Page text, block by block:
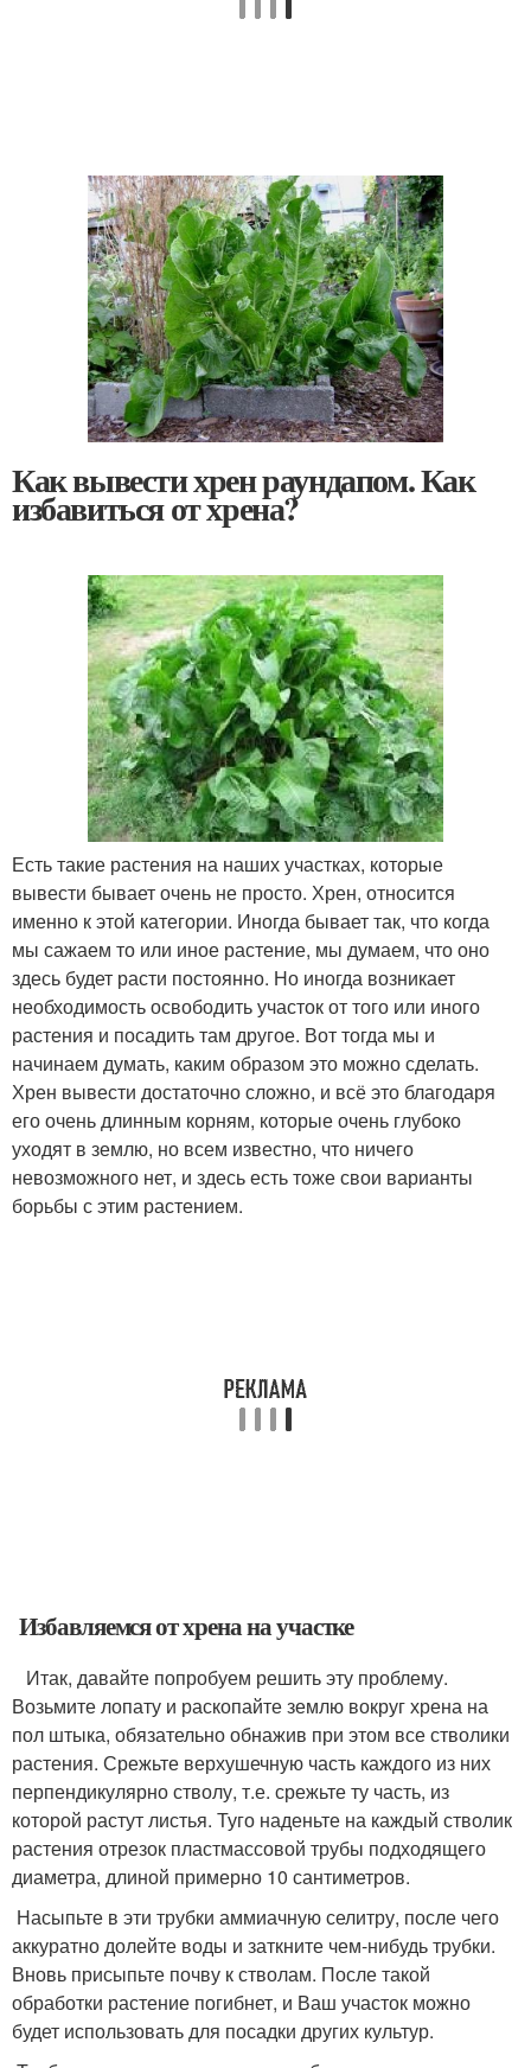
Как вывести хрен раундапом. Как
избавиться от хрена?
Есть такие растения на наших участках, которые
вывести бывает очень не просто. Хрен, относится
именно к этой категории. Иногда бывает так, что когда
мы сажаем то или иное растение, мы думаем, что оно
здесь будет расти постоянно. Но иногда возникает
необходимость освободить участок от того или иного
растения и посадить там другое. Вот тогда мы и
начинаем думать, каким образом это можно сделать.
Хрен вывести достаточно сложно, и всё это благодаря
его очень длинным корням, которые очень глубоко
уходят в землю, но всем известно, что ничего
невозможного нет, и здесь есть тоже свои варианты
борьбы с этим растением.
Избавляемся от хрена на участке
Итак, давайте попробуем решить эту проблему.
Возьмите лопату и раскопайте землю вокруг хрена на
пол штыка, обязательно обнажив при этом все стволики
растения. Срежьте верхушечную часть каждого из них
перпендикулярно стволу, т.е. срежьте ту часть, из
которой растут листья. Туго наденьте на каждый стволик
растения отрезок пластмассовой трубы подходящего
диаметра, длиной примерно 10 сантиметров.
Насыпьте в эти трубки аммиачную селитру, после чего
аккуратно долейте воды и заткните чем-нибудь трубки.
Вновь присыпьте почву к стволам. После такой
обработки растение погибнет, и Ваш участок можно
будет использовать для посадки других культур.